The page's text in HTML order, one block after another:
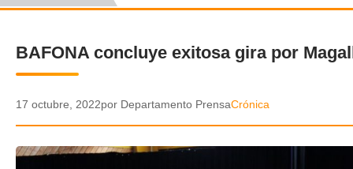
CRÓNICA
DEPORTES
POLICIAL
✕
BAFONA concluye exitosa gira por
17 octubre, 2022por Departamento PrensaCrónica